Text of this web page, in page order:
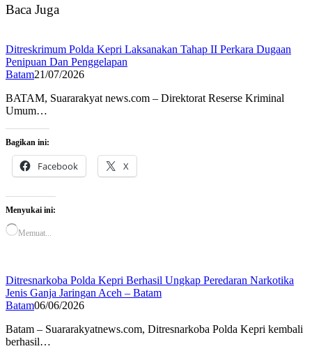
Baca Juga
Ditreskrimum Polda Kepri Laksanakan Tahap II Perkara Dugaan
Penipuan Dan Penggelapan
Batam21/07/2026
BATAM, Suararakyat news.com – Direktorat Reserse Kriminal
Umum…
Bagikan ini:
Facebook X
Menyukai ini:
Memuat...
Ditresnarkoba Polda Kepri Berhasil Ungkap Peredaran Narkotika
Jenis Ganja Jaringan Aceh – Batam
Batam06/06/2026
Batam – Suararakyatnews.com, Ditresnarkoba Polda Kepri kembali
berhasil…